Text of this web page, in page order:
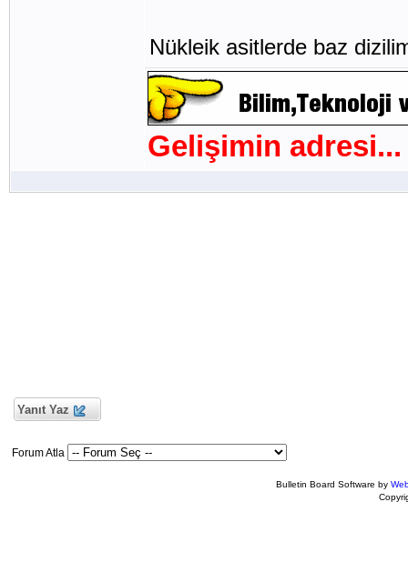
Nükleik asitlerde baz
Gelişimin adresi...
Yanıt Yaz
Forum Atla
Bulletin Board Software by